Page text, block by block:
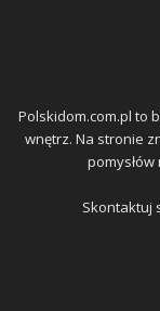
Polskidom.com.pl to
wnętrz. Na stronie
Skontaktuj